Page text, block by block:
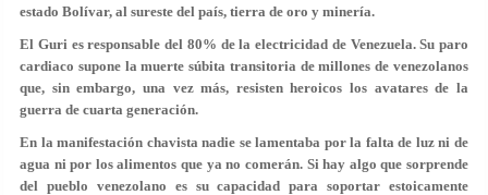
estado Bolívar, al sureste del país, tierra de oro y minería.
El Guri es responsable del 80% de la electricidad de Venezuela. Su paro
cardiaco supone la muerte súbita transitoria de millones de venezolanos
que, sin embargo, una vez más, resisten heroicos los avatares de la
guerra de cuarta generación.
En la manifestación chavista nadie se lamentaba por la falta de luz ni de
agua ni por los alimentos que ya no comerán. Si hay algo que sorprende
del pueblo venezolano es su capacidad para soportar estoicamente